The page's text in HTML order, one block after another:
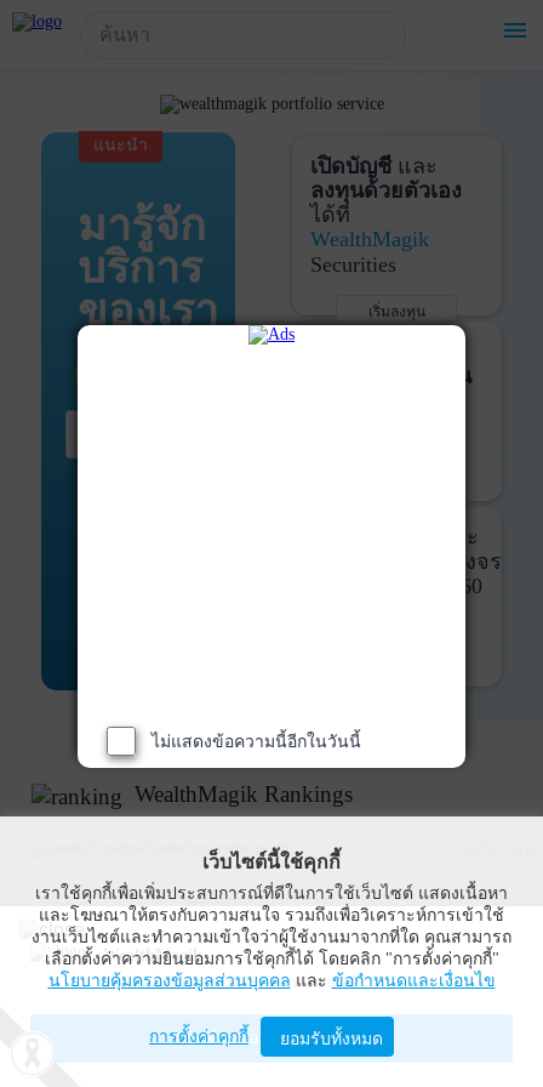
menu
แนะนำ
มารู้จัก
บริการ
ของเรา
เปิดบัญชีและ
ลงทุนด้วยตัวเอง
ได้ที่
WealthMagik
Securities
เริ่มลงทุน
ติดตามการลงทุน
และ
ที่ครบวงจร
360
WealthMagik Rankings
Top Returns
WealthMagik
Wealth Management System Limited
เปิดด้วยแอป WealthMagik
!-- Start Advertise -->
ไม่แสดงข้อความนี้อีกในวันนี้
เว็บไซต์นี้ใช้คุกกี้
เราใช้คุกกี้เพื่อเพิ่มประสบการณ์ที่ดีในการใช้เว็บไซต์ แสดงเนื้อหา
และโฆษณาให้ตรงกับความสนใจ รวมถึงเพื่อวิเคราะห์การเข้าใช้
งานเว็บไซต์และทำความเข้าใจว่าผู้ใช้งานมาจากที่ใด คุณสามารถ
เลือกตั้งค่าความยินยอมการใช้คุกกี้ได้ โดยคลิก "การตั้งค่าคุกกี้"
นโยบายคุ้มครองข้อมูลส่วนบุคคล และ ข้อกำหนดและเงื่อนไข
การตั้งค่าคุกกี้ ยอมรับทั้งหมด